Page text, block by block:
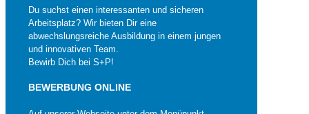
Du suchst einen interessanten und sicheren
Arbeitsplatz? Wir bieten Dir eine
abwechslungsreiche Ausbildung in einem jungen
und innovativen Team.
Bewirb Dich bei S+P!
BEWERBUNG ONLINE